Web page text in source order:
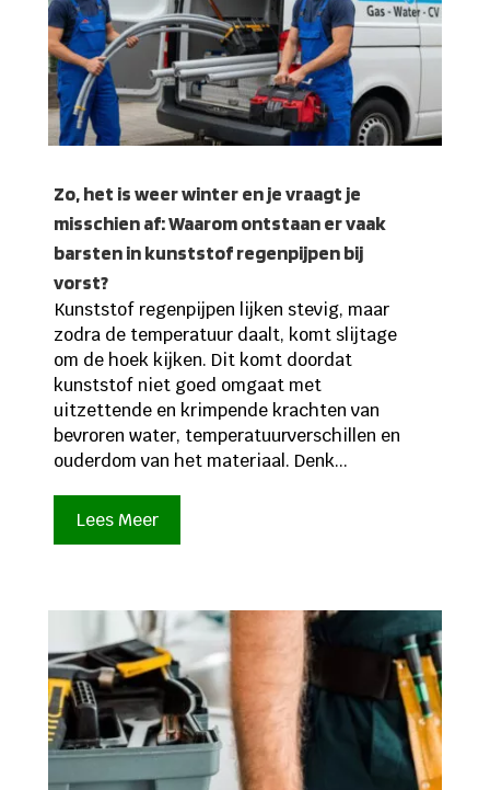
Zo, het is weer winter en je vraagt je
misschien af: Waarom ontstaan er vaak
barsten in kunststof regenpijpen bij
vorst?
Kunststof regenpijpen lijken stevig, maar
zodra de temperatuur daalt, komt slijtage
om de hoek kijken. Dit komt doordat
kunststof niet goed omgaat met
uitzettende en krimpende krachten van
bevroren water, temperatuurverschillen en
ouderdom van het materiaal. Denk...
Lees Meer